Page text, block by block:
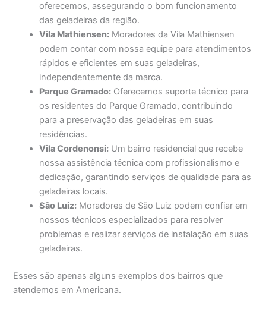
oferecemos, assegurando o bom funcionamento
das geladeiras da região.
Vila Mathiensen: Moradores da Vila Mathiensen
podem contar com nossa equipe para atendimentos
rápidos e eficientes em suas geladeiras,
independentemente da marca.
Parque Gramado: Oferecemos suporte técnico para
os residentes do Parque Gramado, contribuindo
para a preservação das geladeiras em suas
residências.
Vila Cordenonsi: Um bairro residencial que recebe
nossa assistência técnica com profissionalismo e
dedicação, garantindo serviços de qualidade para as
geladeiras locais.
São Luiz: Moradores de São Luiz podem confiar em
nossos técnicos especializados para resolver
problemas e realizar serviços de instalação em suas
geladeiras.
Esses são apenas alguns exemplos dos bairros que
atendemos em Americana.